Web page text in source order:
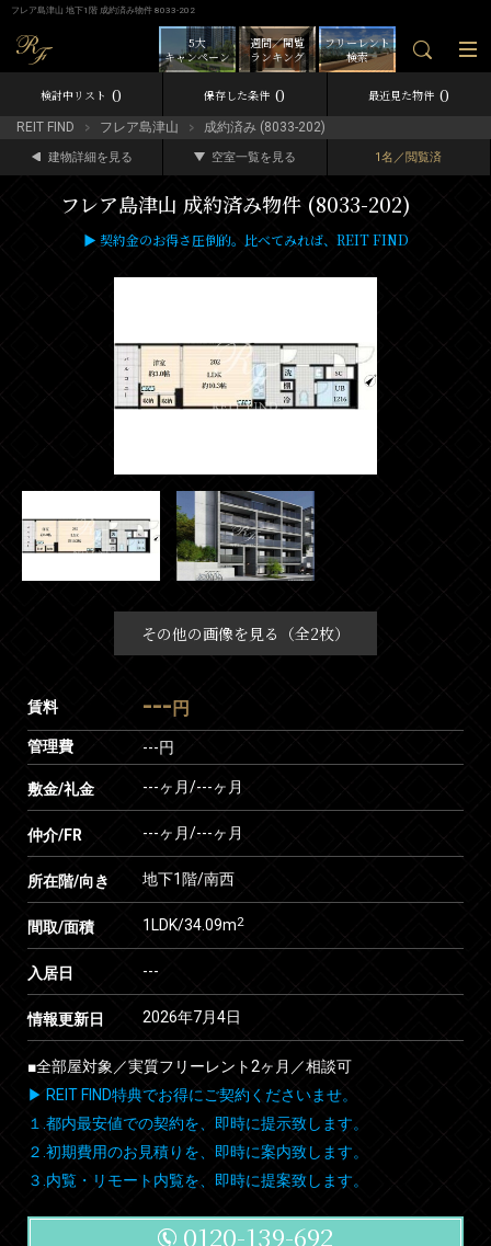
フレア島津山 地下1階 成約済み物件 8033-202
フリーレント
検索
週間／閲覧
ランキング
5大
キャンペーン
検討中リスト 0 保存した条件 0 最近見た物件 0
REIT FIND フレア島津山 成約済み (8033-202)
建物詳細を見る 空室一覧を見る 1名／閲覧済
フレア島津山 成約済み物件 (8033-202)
▶ 契約金のお得さ圧倒的。比べてみれば、REIT FIND
その他の画像を見る（全2枚）
賃料 --- 円
管理費 ---円
敷金/礼金 ---ヶ月/---ヶ月
仲介/FR ---ヶ月/---ヶ月
所在階/向き 地下1階/南西
間取/面積 1LDK/34.09m2
入居日 ---
情報更新日 2026年7月4日
■全部屋対象／実質フリーレント2ヶ月／相談可
▶ REIT FIND特典でお得にご契約くださいませ。
１.都内最安値での契約を、即時に提示致します。
２.初期費用のお見積りを、即時に案内致します。
３.内覧・リモート内覧を、即時に提案致します。
0120-139-692